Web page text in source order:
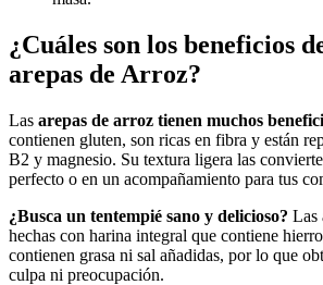
¿Cuáles son los beneficios
arepas de Arroz?
Las arepas de arroz tienen muchos
contienen gluten, son ricas en fibra y están
B2 y magnesio. Su textura ligera las
perfecto o en un acompañamiento para tus
¿Busca un tentempié sano y delicioso? Las
hechas con harina integral que contiene
contienen grasa ni sal añadidas, por lo que
culpa ni preocupación.